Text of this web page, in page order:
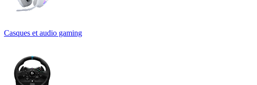
Casques et audio gaming